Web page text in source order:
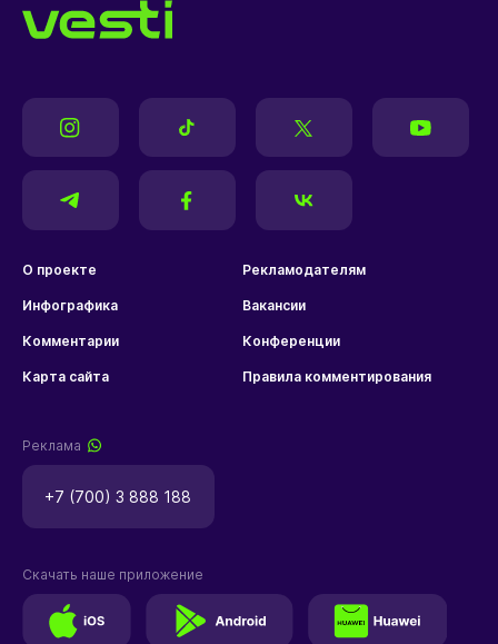
О проекте Рекламодателям
Инфографика Вакансии
Комментарии Конференции
Карта сайта Правила комментирования
Реклама
+7 (700) 3 888 188
Скачать наше приложение